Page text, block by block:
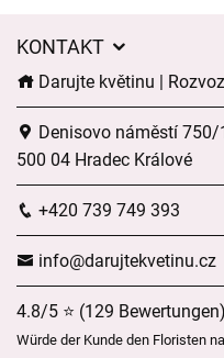
KONTAKT
Darujte květinu |
Denisovo náměstí 750/
500 04 Hradec Králové
+420 739 749 393
info@darujtekvetinu.cz
4.8/5 ⭐ (129 Bewertungen)
Würde der Kunde den Floristen